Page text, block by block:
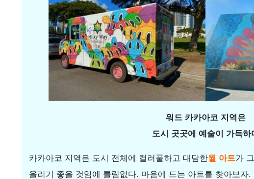
워드 카카아코 지역은
도시 곳곳에 예술이 가득하
카카아코 지역은 도시 전체에 컬러풀하고 대담한월 아트가
올리기 좋을 것임에 틀림없다. 마음에 드는 아트를 찾아보자.